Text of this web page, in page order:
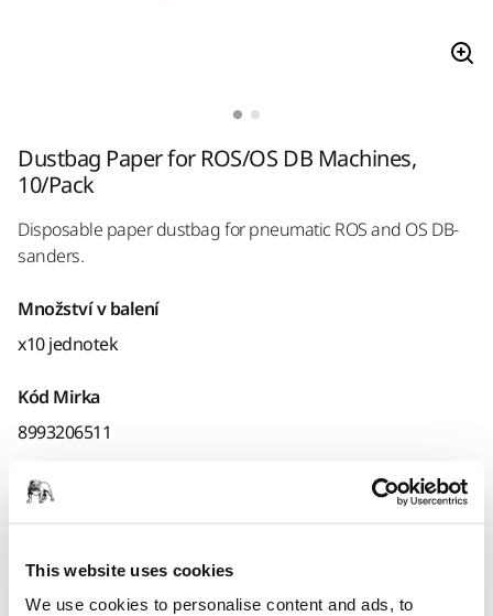
This website uses cookies
We use cookies to personalise content and ads, to
Dustbag Paper for ROS/OS DB Machines,
10/Pack
Disposable paper dustbag for pneumatic ROS and OS DB-
sanders.
Množství v balení
x10 jednotek
Kód Mirka
8993206511